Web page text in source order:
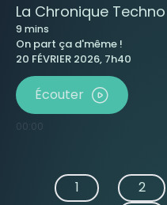
La Chronique
9 mins
On part ça d'même !
20 FÉVRIER 2026, 7h40
Écouter
00:00
1 2